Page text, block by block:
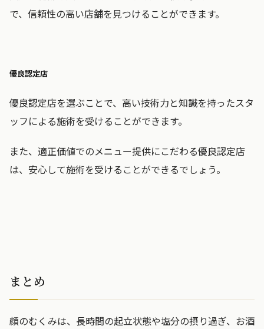
で、信頼性の高い店舗を見つけることができます。
優良認定店
優良認定店を選ぶことで、高い技術力と知識を持ったスタ
ッフによる施術を受けることができます。
また、適正価値でのメニュー提供にこだわる優良認定店
は、安心して施術を受けることができるでしょう。
まとめ
顔のむくみは、長時間の起立状態や塩分の摂り過ぎ、お酒